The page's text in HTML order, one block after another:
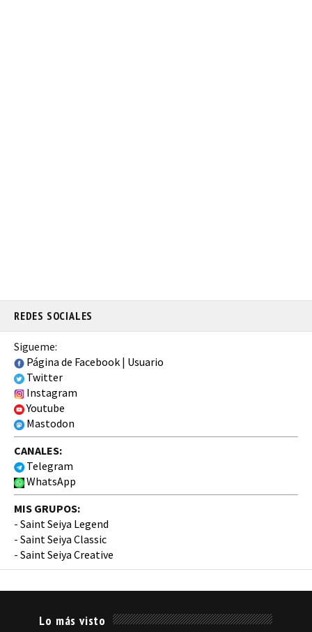
REDES SOCIALES
Sigueme:
Página de Facebook | Usuario
Twitter
Instagram
Youtube
Mastodon
CANALES:
Telegram
WhatsApp
MIS GRUPOS:
- Saint Seiya Legend
- Saint Seiya Classic
- Saint Seiya Creative
Lo más visto